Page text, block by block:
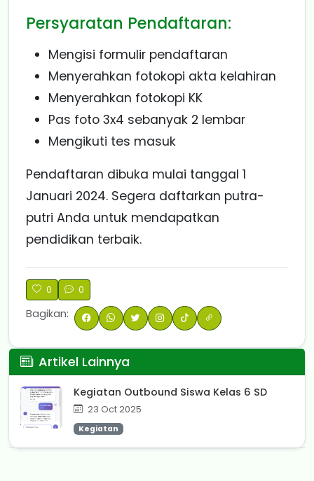
Persyaratan Pendaftaran:
Mengisi formulir pendaftaran
Menyerahkan fotokopi akta kelahiran
Menyerahkan fotokopi KK
Pas foto 3x4 sebanyak 2 lembar
Mengikuti tes masuk
Pendaftaran dibuka mulai tanggal 1
Januari 2024. Segera daftarkan putra-
putri Anda untuk mendapatkan
pendidikan terbaik.
0 0
Bagikan:
Artikel Lainnya
Kegiatan Outbound Siswa Kelas 6 SD
23 Oct 2025
Kegiatan